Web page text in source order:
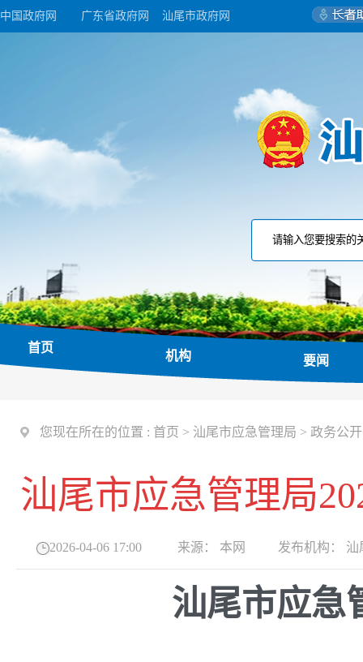
中国政府网 广东省政府网 汕尾市政府网
首页
机构 要闻
您现在所在的位置 : 首页 > 汕尾市应急管理局 > 政务公开
汕尾市应急管理局
2026-04-06 17:00 来源： 本网 发布机构： 汕
汕尾市应急